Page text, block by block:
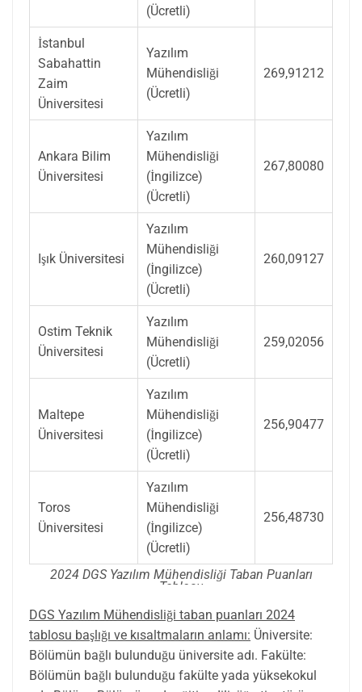
(Ücretli)
İstanbul
Sabahattin
Zaim
Üniversitesi
Yazılım
Mühendisliği
(Ücretli)
269,91212
Ankara Bilim
Üniversitesi
Yazılım
Mühendisliği
(İngilizce)
(Ücretli)
267,80080
Işık Üniversitesi
Yazılım
Mühendisliği
(İngilizce)
(Ücretli)
260,09127
Ostim Teknik
Üniversitesi
Yazılım
Mühendisliği
(Ücretli)
259,02056
Maltepe
Üniversitesi
Yazılım
Mühendisliği
(İngilizce)
(Ücretli)
256,90477
Toros
Üniversitesi
Yazılım
Mühendisliği
(İngilizce)
(Ücretli)
256,48730
2024 DGS Yazılım Mühendisliği Taban Puanları
Tablosu
DGS Yazılım Mühendisliği taban puanları 2024
tablosu başlığı ve kısaltmaların anlamı: Üniversite:
Bölümün bağlı bulunduğu üniversite adı. Fakülte:
Bölümün bağlı bulunduğu fakülte yada yüksekokul